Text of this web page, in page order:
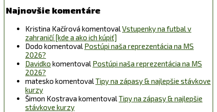
Najnovšie komentáre
Kristina Kačírová komentovalVstupenky na futbal v
zahraničí [kde a ako ich kúpiť]
Dodo komentoval Postúpi naša reprezentácia na MS
2026?
Davidko komentoval Postúpi naša reprezentácia na MS
2026?
matesko komentovalTipy na zápasy & najlepšie stávkove
kurzy
Šimon Kostrava komentovalTipy na zápasy & najlepšie
stávkove kurzy